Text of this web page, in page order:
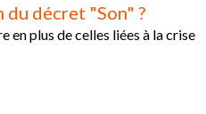
du décret "Son" ?
plus de celles liées à la crise